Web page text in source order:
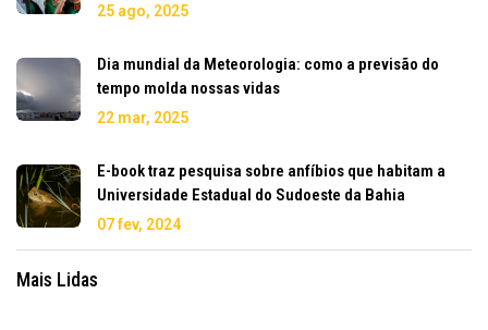
25 ago, 2025
Dia mundial da Meteorologia: como a previsão do
tempo molda nossas vidas
22 mar, 2025
E-book traz pesquisa sobre anfíbios que habitam a
Universidade Estadual do Sudoeste da Bahia
07 fev, 2024
Mais Lidas